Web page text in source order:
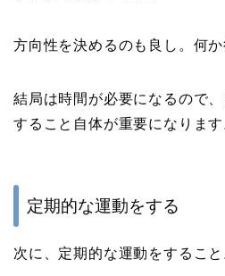
方向性を決めるのも良し。何か
結局は時間が必要になるので
すること自体が重要になります
定期的な運動をする
次に、定期的な運動をすること